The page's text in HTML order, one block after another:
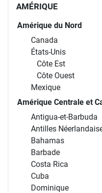
AMÉRIQUE
Amérique du Nord
Canada
États-Unis
Côte Est
Côte Ouest
Mexique
Amérique Centrale et
Antigua-et-Barbuda
Antilles
Bahamas
Barbade
Costa Rica
Cuba
Dominique